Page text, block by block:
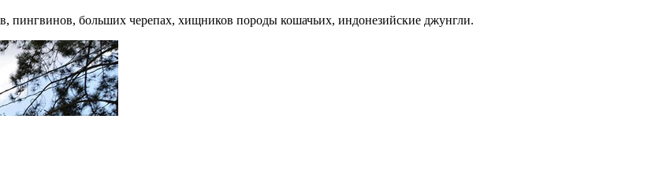
пингвинов, больших черепах, хищников породы кошачьих, индонезийские джунгли.